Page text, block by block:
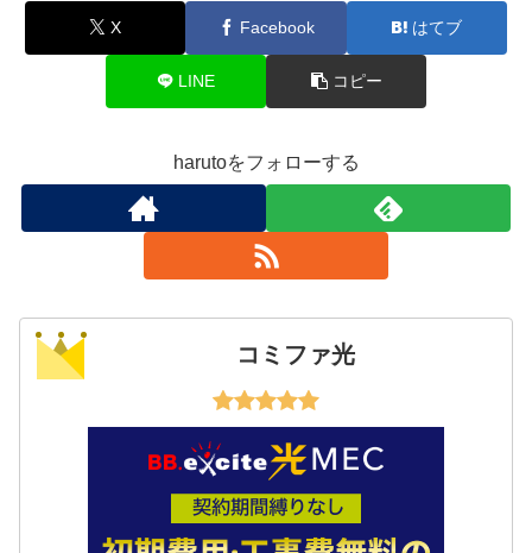
X Facebook はてブ
LINE コピー
harutoをフォローする
コミファ光